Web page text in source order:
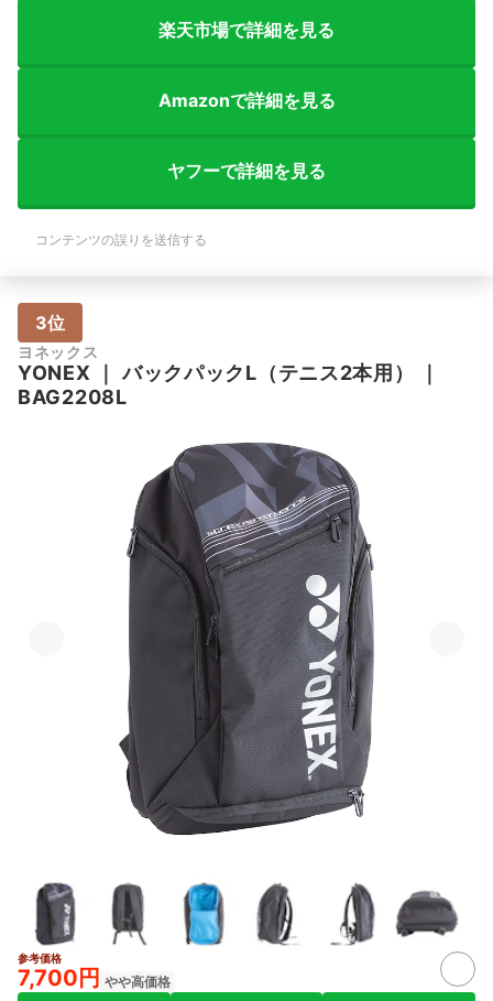
楽天市場で詳細を見る
Amazonで詳細を見る
ヤフーで詳細を見る
コンテンツの誤りを送信する
3位
ヨネックス
YONEX ｜バックパックL（テニス2本用）
｜
BAG2208L
参考価格
7,700円 やや高価格